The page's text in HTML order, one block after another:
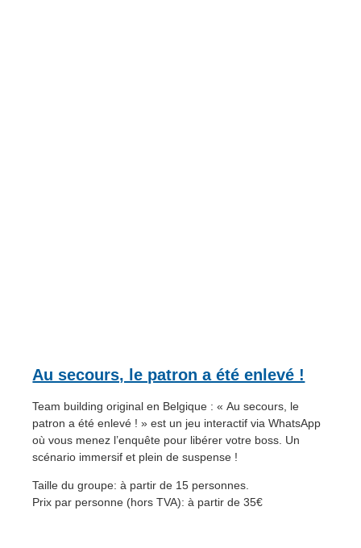
Au secours, le patron a été enlevé !
Team building original en Belgique : « Au secours, le
patron a été enlevé ! » est un jeu interactif via WhatsApp
où vous menez l’enquête pour libérer votre boss. Un
scénario immersif et plein de suspense !
Taille du groupe: à partir de 15 personnes.
Prix par personne (hors TVA): à partir de 35€